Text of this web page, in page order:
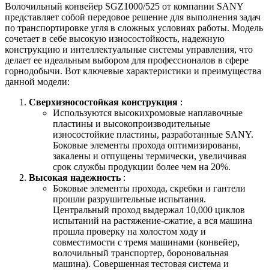
Волочильный конвейер SGZ1000/525 от компании SANY
представляет собой передовое решение для выполнения задач
по транспортировке угля в сложных условиях работы. Модель
сочетает в себе высокую износостойкость, надежную
конструкцию и интеллектуальные системы управления, что
делает ее идеальным выбором для профессионалов в сфере
горнодобычи. Вот ключевые характеристики и преимущества
данной модели:
Сверхизносостойкая конструкция :
Используются высокихромовые наплавочные
пластины и высокопроизводительные
износостойкие пластины, разработанные SANY.
Боковые элементы прохода оптимизированы,
закалены и отпущены термически, увеличивая
срок службы продукции более чем на 20%.
Высокая надежность :
Боковые элементы прохода, скребки и гантели
прошли разрушительные испытания.
Центральный проход выдержал 10,000 циклов
испытаний на растяжение-сжатие, а вся машина
прошла проверку на холостом ходу и
совместимости с тремя машинами (конвейер,
волочильный транспортер, бороновальная
машина). Совершенная тестовая система и